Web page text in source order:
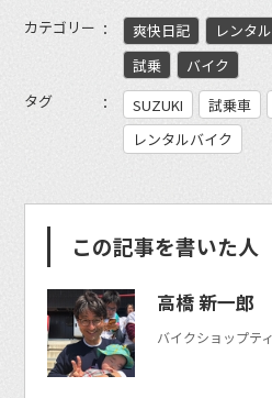
カテゴリー 爽快日記 レンタ
試乗
バイク
タグ
SUZUKI 試乗車
レンタルバイク
この記事を書いた人
高橋 新一郎
バイクショップテ